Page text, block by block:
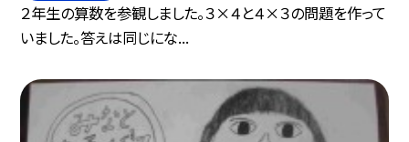
２年生の算数を参観しました。３×４と４×３の問題を作って
いました。答えは同じにな...